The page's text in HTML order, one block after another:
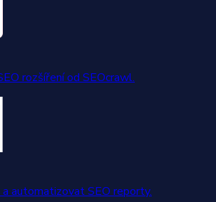
rozšíření od SEOcrawl.
automatizovat SEO reporty.